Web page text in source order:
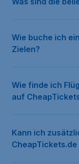
Wie buche ich
Zielen?
Wie finde ich
auf
Kann ich